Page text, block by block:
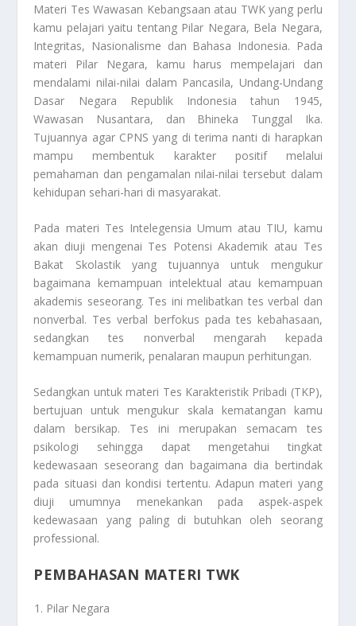
Materi Tes Wawasan Kebangsaan atau TWK yang perlu
kamu pelajari yaitu tentang Pilar Negara, Bela Negara,
Integritas, Nasionalisme dan Bahasa Indonesia. Pada
materi Pilar Negara, kamu harus mempelajari dan
mendalami nilai-nilai dalam Pancasila, Undang-Undang
Dasar Negara Republik Indonesia tahun 1945,
Wawasan Nusantara, dan Bhineka Tunggal Ika.
Tujuannya agar CPNS yang di terima nanti di harapkan
mampu membentuk karakter positif melalui
pemahaman dan pengamalan nilai-nilai tersebut dalam
kehidupan sehari-hari di masyarakat.
Pada materi Tes Intelegensia Umum atau TIU, kamu
akan diuji mengenai Tes Potensi Akademik atau Tes
Bakat Skolastik yang tujuannya untuk mengukur
bagaimana kemampuan intelektual atau kemampuan
akademis seseorang. Tes ini melibatkan tes verbal dan
nonverbal. Tes verbal berfokus pada tes kebahasaan,
sedangkan tes nonverbal mengarah kepada
kemampuan numerik, penalaran maupun perhitungan.
Sedangkan untuk materi Tes Karakteristik Pribadi (TKP),
bertujuan untuk mengukur skala kematangan kamu
dalam bersikap. Tes ini merupakan semacam tes
psikologi sehingga dapat mengetahui tingkat
kedewasaan seseorang dan bagaimana dia bertindak
pada situasi dan kondisi tertentu. Adapun materi yang
diuji umumnya menekankan pada aspek-aspek
kedewasaan yang paling di butuhkan oleh seorang
professional.
PEMBAHASAN MATERI TWK
Pilar Negara